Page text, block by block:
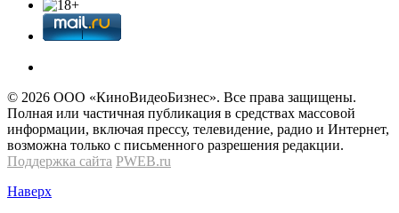
© 2026 OOО «КиноВидеоБизнес». Все права защищены.
Полная или частичная публикация в средствах массовой
информации, включая прессу, телевидение, радио и Интернет,
возможна только с письменного разрешения редакции.
Поддержка сайта PWEB.ru
Наверх